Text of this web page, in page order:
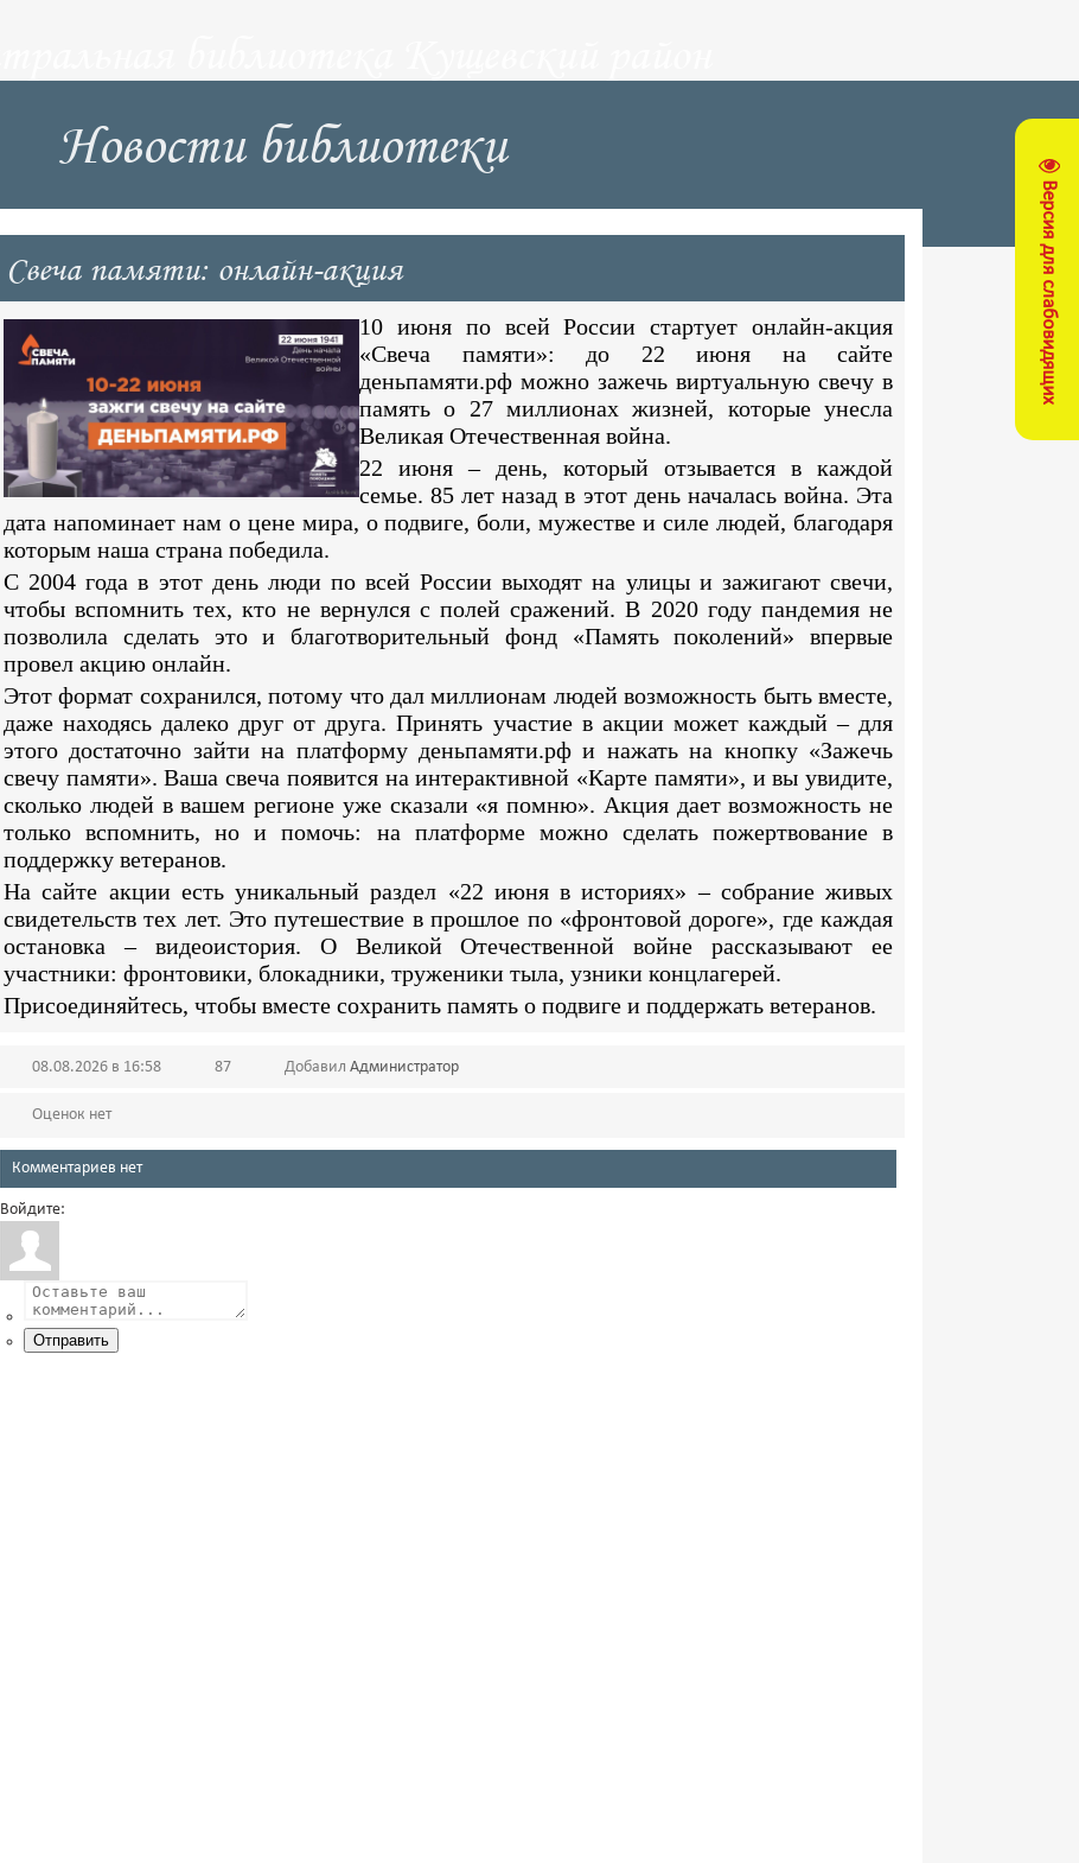
Версия для слабовидящих
Новости библиотеки
Свеча памяти: онлайн-акция
10 июня по всей России стартует онлайн-акция
«Свеча памяти»: до 22 июня на сайте
деньпамяти.рф можно зажечь виртуальную свечу в
память о 27 миллионах жизней, которые унесла
Великая Отечественная война.
22 июня – день, который отзывается в каждой
семье. 85 лет назад в этот день началась война. Эта
дата напоминает нам о цене мира, о подвиге, боли, мужестве и силе людей, благодаря
которым наша страна победила.
С 2004 года в этот день люди по всей России выходят на улицы и зажигают свечи,
чтобы вспомнить тех, кто не вернулся с полей сражений. В 2020 году пандемия не
позволила сделать это и благотворительный фонд «Память поколений» впервые
провел акцию онлайн.
Этот формат сохранился, потому что дал миллионам людей возможность быть вместе,
даже находясь далеко друг от друга. Принять участие в акции может каждый – для
этого достаточно зайти на платформу деньпамяти.рф и нажать на кнопку «Зажечь
свечу памяти». Ваша свеча появится на интерактивной «Карте памяти», и вы увидите,
сколько людей в вашем регионе уже сказали «я помню». Акция дает возможность не
только вспомнить, но и помочь: на платформе можно сделать пожертвование в
поддержку ветеранов.
На сайте акции есть уникальный раздел «22 июня в историях» – собрание живых
свидетельств тех лет. Это путешествие в прошлое по «фронтовой дороге», где каждая
остановка – видеоистория. О Великой Отечественной войне рассказывают ее
участники: фронтовики, блокадники, труженики тыла, узники концлагерей.
Присоединяйтесь, чтобы вместе сохранить память о подвиге и поддержать ветеранов.
08.08.2026 в 16:58 87 Добавил Администратор
Оценок нет
Комментариев нет
Войдите:
Отправить